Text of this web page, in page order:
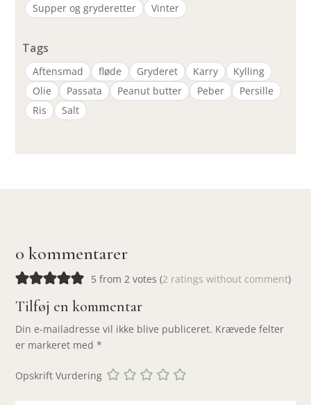
Supper og gryderetter
Vinter
Tags
Aftensmad fløde Gryderet Karry
Kylling
Olie
Passata Peanut butter Peber
Persille
Ris
Salt
0 kommentarer
5 from 2 votes (2 ratings without comment)
Tilføj en kommentar
Din e-mailadresse vil ikke blive publiceret. Krævede felter
er markeret med*
Opskrift Vurdering